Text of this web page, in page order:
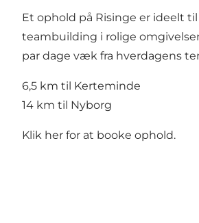
Et ophold på Risinge er ideelt
teambuilding i rolige
par dage væk fra hverdagens
6,5 km til Kerteminde
14 km til Nyborg
Klik her for at booke ophold.